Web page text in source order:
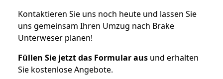
Kontaktieren Sie uns noch heute und lassen Sie
uns gemeinsam Ihren Umzug nach Brake
Unterweser planen!
Füllen Sie jetzt das Formular aus und erhalten
Sie kostenlose Angebote.